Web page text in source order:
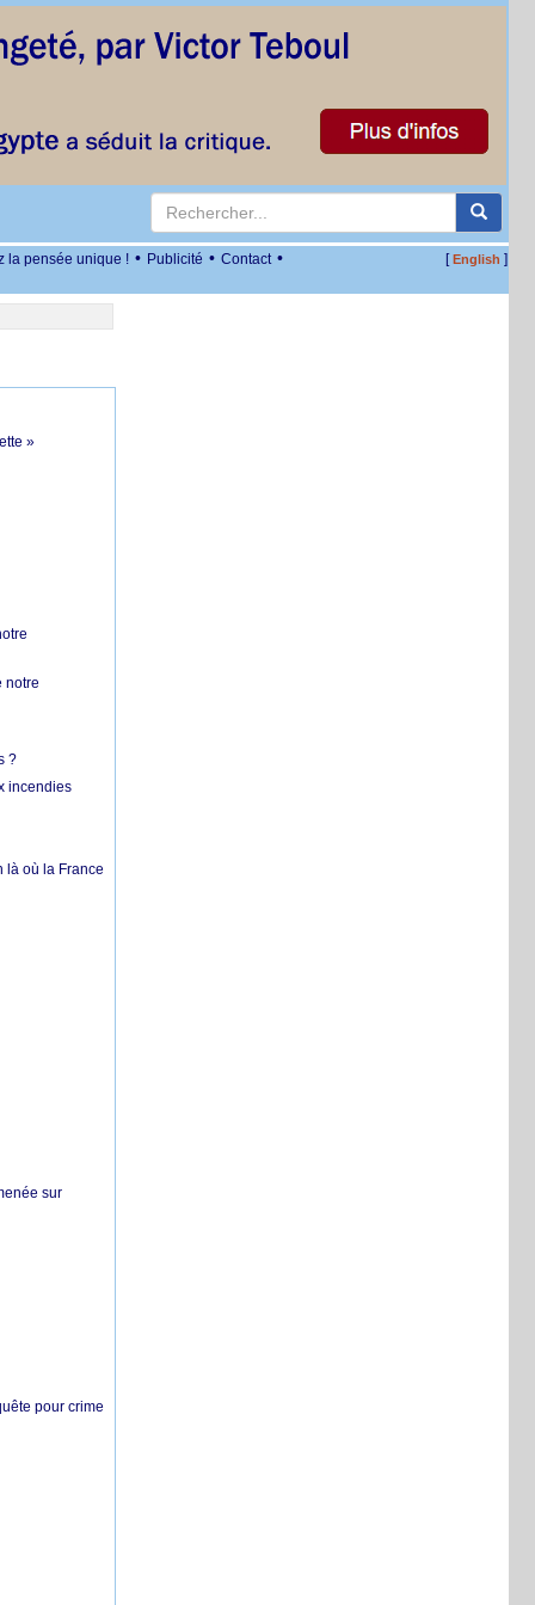
la pensée unique ! • Publicité • Contact • [English ]
»
notre
?
incendies
là où la France
sur
pour crime